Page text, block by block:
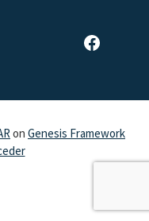
Página de Facebook de SAR
on Genesis Framework